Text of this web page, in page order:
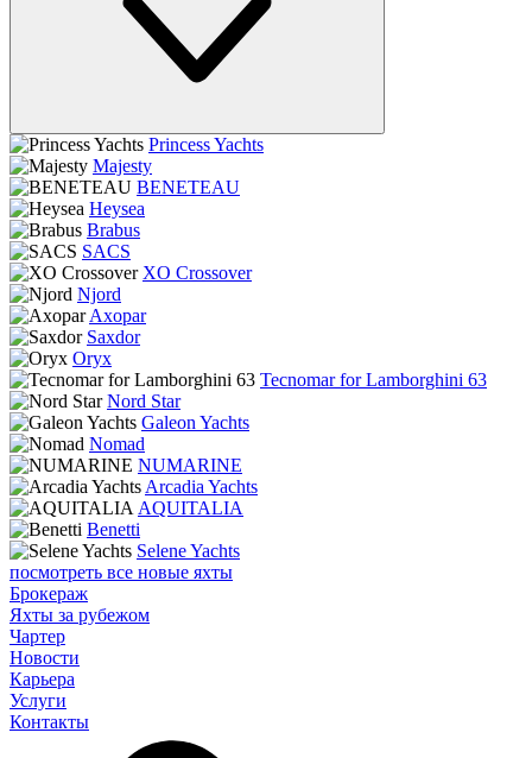
Princess Yachts
Majesty
BENETEAU
Heysea
Brabus
SACS
XO Crossover
Njord
Axopar
Saxdor
Oryx
Tecnomar for Lamborghini 63
Nord Star
Galeon Yachts
Nomad
NUMARINE
Arcadia Yachts
AQUITALIA
Benetti
Selene Yachts
посмотреть все новые яхты
Брокераж
Яхты за рубежом
Чартер
Новости
Карьера
Услуги
Контакты